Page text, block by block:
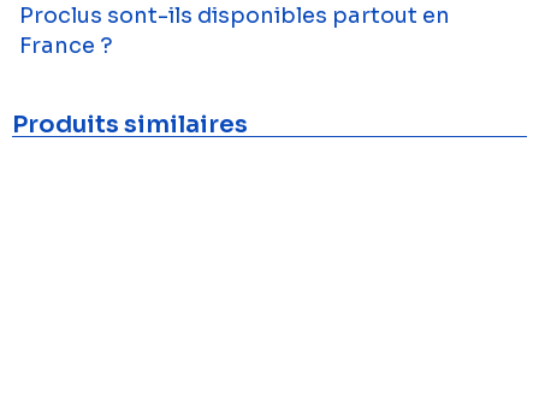
Proclus sont-ils disponibles partout en
France ?
Produits similaires